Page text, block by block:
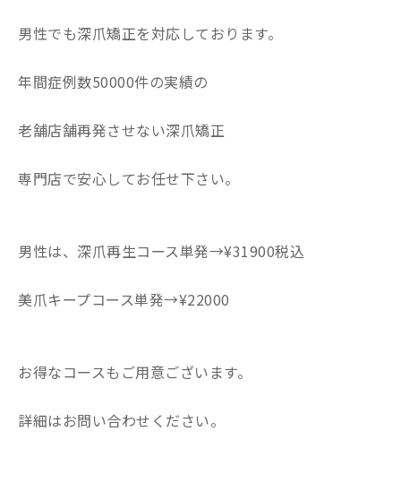
男性でも深爪矯正を対応しております。
年間症例数50000件の実績の
老舗店舗再発させない深爪矯正
専門店で安心してお任せ下さい。
男性は、深爪再生コース単発→¥31900税込
美爪キープコース単発→¥22000
お得なコースもご用意ございます。
詳細はお問い合わせください。